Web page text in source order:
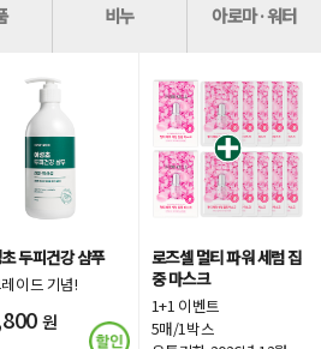
비누 아로마·워터
두피건강 샴푸
이드 기념!
원
로즈셀 멀티 파워 세럼 집
중 마스크
1+1 이벤트
5매/1박스